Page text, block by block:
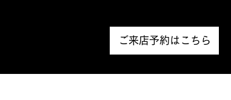
ご来店予約はこちら